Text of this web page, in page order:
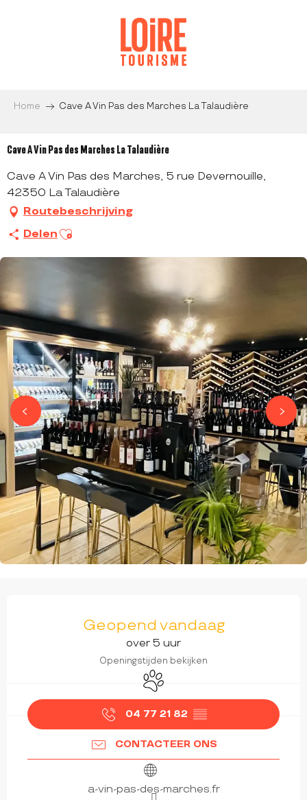
Home Cave A Vin Pas des Marches La Talaudière
Cave A Vin Pas des Marches La Talaudière
Cave A Vin Pas des Marches, 5 rue Devernouille,
42350 La Talaudière
Routebeschrijving
Delen Ajouter aux favoris
Geopend vandaag
over 5 uur
Openingstijden bekijken
Dieren toegelaten
04 77 21 82 ▒▒
CONTACTEER ONS
a-vin-pas-des-marches.fr